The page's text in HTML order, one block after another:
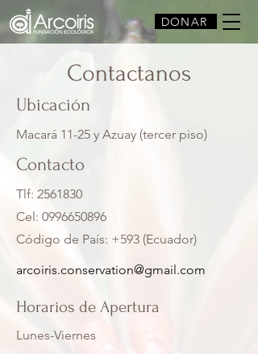
DONAR
Contactanos
Ubicación
Macará 11-25 y Azuay (tercer piso)
Contacto
Tlf: 2561830
Cel: 0996650896
Código de País: +593 (Ecuador)
arcoiris.conservation@gmail.com
Horarios de Apertura
Lunes-Viernes